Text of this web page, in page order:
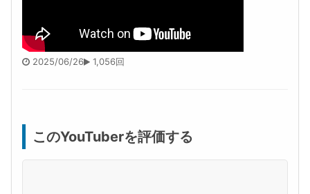
2025/06/26 1,056回
このYouTuberを評価する